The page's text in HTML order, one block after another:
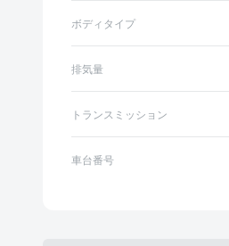
ボディタイプ
排気量
トランスミッション
車台番号